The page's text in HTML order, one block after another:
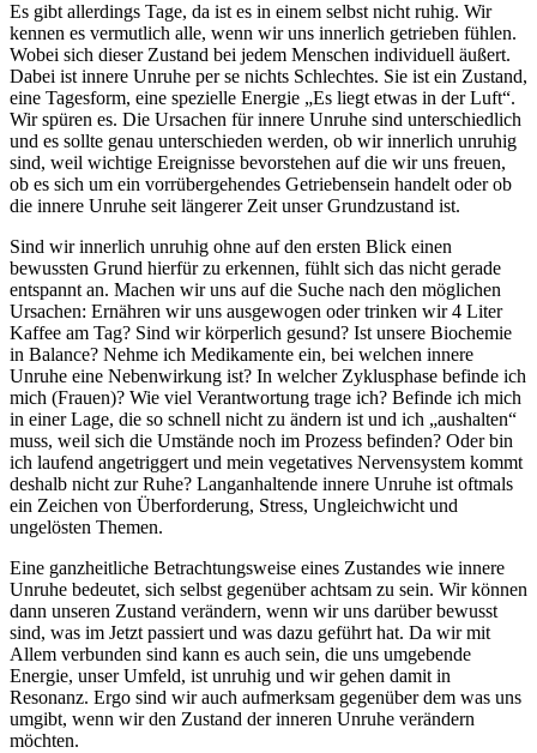
Es gibt allerdings Tage, da ist es in einem selbst nicht ruhig. Wir
kennen es vermutlich alle, wenn wir uns innerlich getrieben fühlen.
Wobei sich dieser Zustand bei jedem Menschen individuell äußert.
Dabei ist innere Unruhe per se nichts Schlechtes. Sie ist ein Zustand,
eine Tagesform, eine spezielle Energie „Es liegt etwas in der Luft“.
Wir spüren es. Die Ursachen für innere Unruhe sind unterschiedlich
und es sollte genau unterschieden werden, ob wir innerlich unruhig
sind, weil wichtige Ereignisse bevorstehen auf die wir uns freuen,
ob es sich um ein vorrübergehendes Getriebensein handelt oder ob
die innere Unruhe seit längerer Zeit unser Grundzustand ist.
Sind wir innerlich unruhig ohne auf den ersten Blick einen
bewussten Grund hierfür zu erkennen, fühlt sich das nicht gerade
entspannt an. Machen wir uns auf die Suche nach den möglichen
Ursachen: Ernähren wir uns ausgewogen oder trinken wir 4 Liter
Kaffee am Tag? Sind wir körperlich gesund? Ist unsere Biochemie
in Balance? Nehme ich Medikamente ein, bei welchen innere
Unruhe eine Nebenwirkung ist? In welcher Zyklusphase befinde ich
mich (Frauen)? Wie viel Verantwortung trage ich? Befinde ich mich
in einer Lage, die so schnell nicht zu ändern ist und ich „aushalten“
muss, weil sich die Umstände noch im Prozess befinden? Oder bin
ich laufend angetriggert und mein vegetatives Nervensystem kommt
deshalb nicht zur Ruhe? Langanhaltende innere Unruhe ist oftmals
ein Zeichen von Überforderung, Stress, Ungleichwicht und
ungelösten Themen.
Eine ganzheitliche Betrachtungsweise eines Zustandes wie innere
Unruhe bedeutet, sich selbst gegenüber achtsam zu sein. Wir können
dann unseren Zustand verändern, wenn wir uns darüber bewusst
sind, was im Jetzt passiert und was dazu geführt hat. Da wir mit
Allem verbunden sind kann es auch sein, die uns umgebende
Energie, unser Umfeld, ist unruhig und wir gehen damit in
Resonanz. Ergo sind wir auch aufmerksam gegenüber dem was uns
umgibt, wenn wir den Zustand der inneren Unruhe verändern
möchten.